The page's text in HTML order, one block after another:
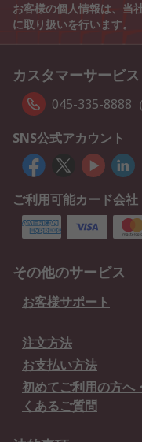
お客様の個人情報は、当
に取り扱いを行います。
カスタマーサービス
045-335-8888
SNS公式アカウント
ご利用可能カード会社
その他のサービス
お客様サポート
注文方法
お支払い方法
初めてご利用の方へ
くあるご質問